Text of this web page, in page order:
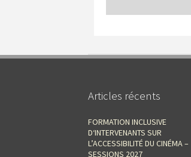
Articles récents
FORMATION INCLUSIVE
D‘INTERVENANTS SUR
L’ACCESSIBILITÉ DU CINÉMA –
SESSIONS 2027